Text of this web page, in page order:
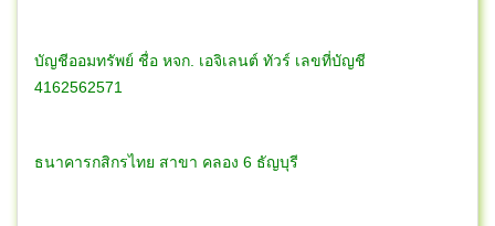
บัญชีออมทรัพย์ ชื่อ หจก. เอจิเลนต์ ทัวร์ เลขที่บัญชี
4162562571
ธนาคารกสิกรไทย สาขา คลอง 6 ธัญบุรี